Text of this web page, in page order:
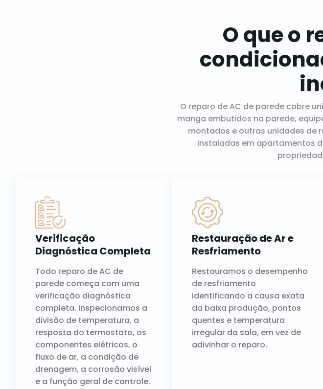
O que o
O reparo de AC de parede cobre
manga embutidos na parede,
montados e outras unidades de
instaladas em apartamentos
Verificação
Diagnóstica Completa
Todo reparo de AC de
parede começa com uma
verificação diagnóstica
completa. Inspecionamos a
divisão de temperatura, a
resposta do termostato, os
componentes elétricos, o
fluxo de ar, a condição de
drenagem, a corrosão visível
e a função geral de controle.
Restauração de Ar e
Resfriamento
Restauramos o desempenho
de resfriamento
identificando a causa exata
da baixa produção, pontos
quentes e temperatura
irregular da sala, em vez de
adivinhar o reparo.